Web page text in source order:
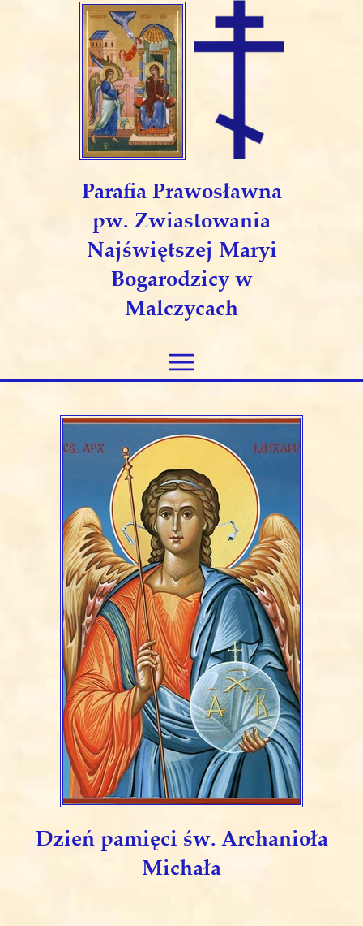
Dzień pamięci św. Archanioła
Michała
Parafia Prawosławna
pw. Zwiastowania
Najświętszej Maryi
Bogarodzicy w
Malczycach